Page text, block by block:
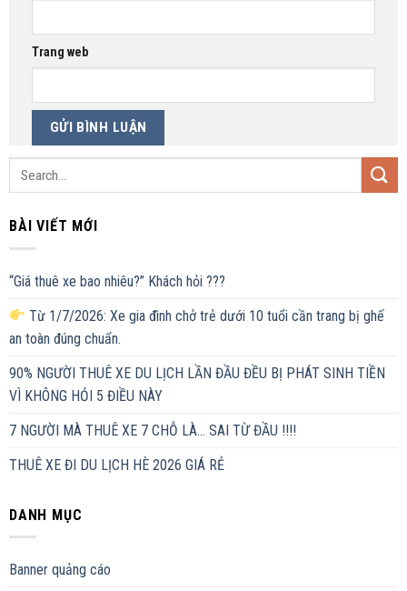
Trang web
BÀI VIẾT MỚI
“Giá thuê xe bao nhiêu?” Khách hỏi ???
Từ 1/7/2026: Xe gia đình chở trẻ dưới 10 tuổi cần trang bị ghế
an toàn đúng chuẩn.
90% NGƯỜI THUÊ XE DU LỊCH LẦN ĐẦU ĐỀU BỊ PHÁT SINH TIỀN
VÌ KHÔNG HỎI 5 ĐIỀU NÀY
7 NGƯỜI MÀ THUÊ XE 7 CHỖ LÀ… SAI TỪ ĐẦU !!!!
THUÊ XE ĐI DU LỊCH HÈ 2026 GIÁ RẺ
DANH MỤC
Banner quảng cáo